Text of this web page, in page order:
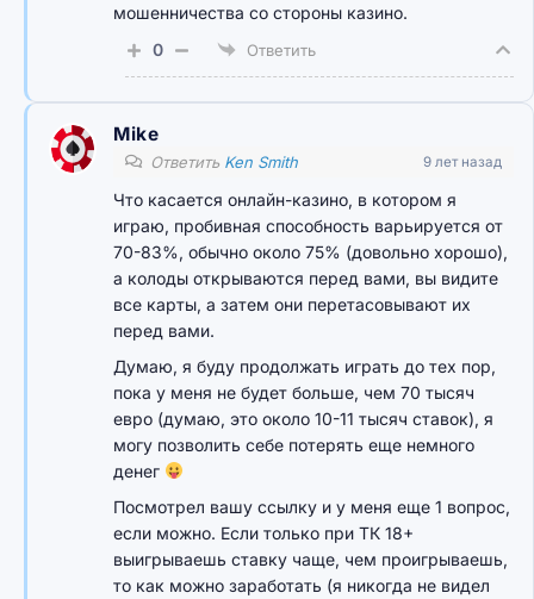
мошенничества со стороны казино.
0
Ответить
Mike
Ответить Ken Smith 9 лет назад
Что касается онлайн-казино, в котором я
играю, пробивная способность варьируется от
70-83%, обычно около 75% (довольно хорошо),
а колоды открываются перед вами, вы видите
все карты, а затем они перетасовывают их
перед вами.
Думаю, я буду продолжать играть до тех пор,
пока у меня не будет больше, чем 70 тысяч
евро (думаю, это около 10-11 тысяч ставок), я
могу позволить себе потерять еще немного
денег
Посмотрел вашу ссылку и у меня еще 1 вопрос,
если можно. Если только при ТК 18+
выигрываешь ставку чаще, чем проигрываешь,
то как можно заработать (я никогда не видел